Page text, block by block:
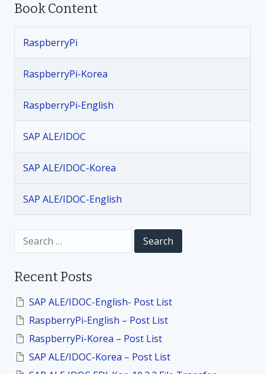
n
a
v
g
a
i
o
n
Book Content
RaspberryPi
RaspberryPi-Korea
RaspberryPi-English
SAP ALE/IDOC
SAP ALE/IDOC-Korea
SAP ALE/IDOC-English
c
o
Recent Posts
SAP ALE/IDOC-English- Post List
RaspberryPi-English – Post List
RaspberryPi-Korea – Post List
SAP ALE/IDOC-Korea – Post List